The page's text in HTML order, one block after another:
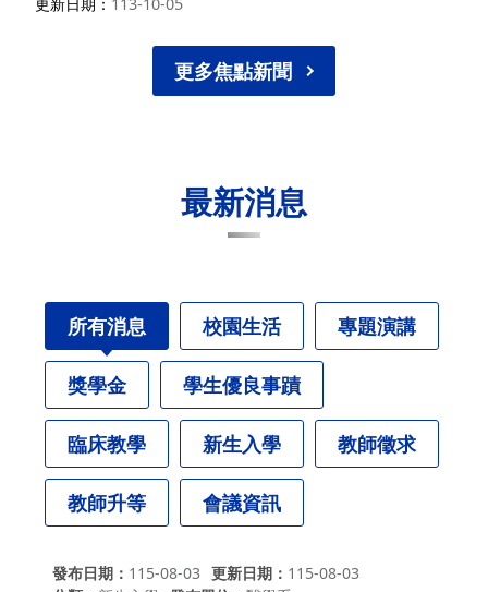
更新日期 113-10-05
更多焦點新聞
最新消息
所有消息 校園生活 專題演講
獎學金 學生優良事蹟
臨床教學 新生入學 教師徵求
教師升等 會議資訊
發布日期 115-08-03 更新日期
115-08-03